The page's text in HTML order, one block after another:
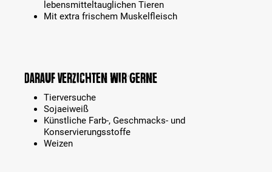
lebensmitteltauglichen Tieren
Mit extra frischem Muskelfleisch
Darauf verzichten wir gerne
Tierversuche
Sojaeiweiß
Künstliche Farb-, Geschmacks- und
Konservierungsstoffe
Weizen